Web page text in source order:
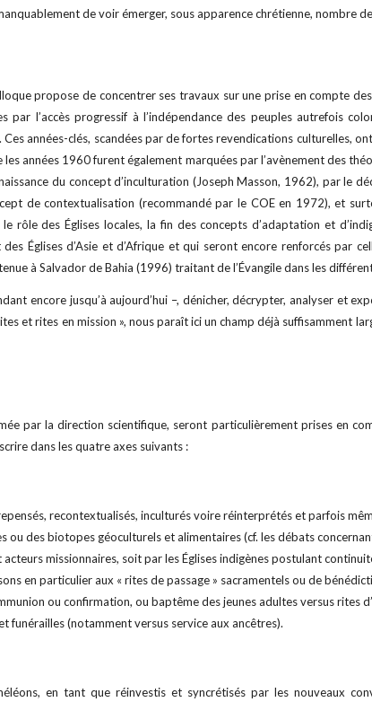
de voir émerger, sous apparence chrétienne, nombre
propose de concentrer ses travaux sur une prise en compte
l’accès progressif à l’indépendance des peuples autrefois
années-clés, scandées par de fortes revendications culturelles,
les années 1960 furent également marquées par l’avènement des
du concept d’inculturation (Joseph Masson, 1962), par le
de contextualisation (recommandé par le COE en 1972), et
rôle des Églises locales, la fin des concepts d’adaptation et
Églises d’Asie et d’Afrique et qui seront encore renforcés par
à Salvador de Bahia (1996) traitant de l’Évangile dans les
encore jusqu’à aujourd’hui –, dénicher, décrypter, analyser et
et rites en mission », nous paraît ici un champ déjà suffisamment
par la direction scientifique, seront particulièrement prises en
dans les quatre axes suivants :
recontextualisés, inculturés voire réinterprétés et parfois
ou des biotopes géoculturels et alimentaires (cf. les débats
acteurs missionnaires, soit par les Églises indigènes postulant
en particulier aux « rites de passage » sacramentels ou de
ou confirmation, ou baptême des jeunes adultes versus rites
funérailles (notamment versus service aux ancêtres).
en tant que réinvestis et syncrétisés par les nouveaux